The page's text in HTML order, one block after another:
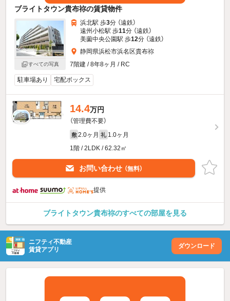
ブライトタウン貴布祢の賃貸物件
すべての写真
浜北駅 歩3分 （遠鉄）
遠州小松駅 歩11分 （遠鉄）
美薗中央公園駅 歩12分 （遠鉄）
静岡県浜松市浜名区貴布祢
7階建 / 8年8ヶ月 / RC
駐車場あり 宅配ボックス
14.4万円
（管理費不要）
敷 2.0ヶ月 礼 1.0ヶ月
1階 / 2LDK / 62.32㎡
お問い合わせ （無料）
提供
ブライトタウン貴布祢のすべての部屋を見る
ニフティ不動産
賃貸アプリ
ダウンロード